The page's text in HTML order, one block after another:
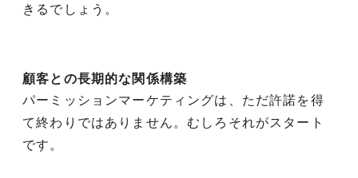
きるでしょう。
顧客との長期的な関係構築
パーミッションマーケティングは、ただ許諾を得
て終わりではありません。むしろそれがスタート
です。